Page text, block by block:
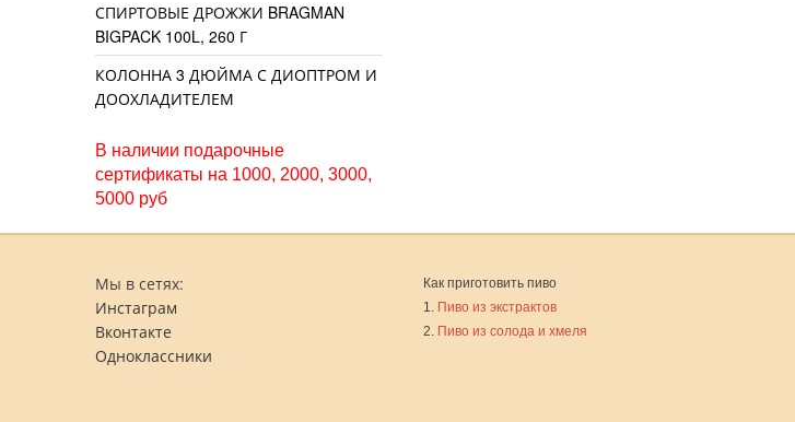
СПИРТОВЫЕ ДРОЖЖИ BRAGMAN
BIGPACK 100L, 260 Г
КОЛОННА 3 ДЮЙМА С ДИОПТРОМ И
ДООХЛАДИТЕЛЕМ
В наличии подарочные
сертификаты на 1000, 2000, 3000,
5000 руб
Мы в сетях:
Инстаграм
Вконтакте
Одноклассники
Как приготовить пиво
1. Пиво из экстрактов
2. Пиво из солода и хмеля